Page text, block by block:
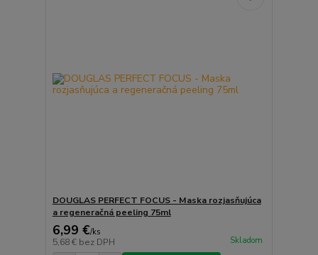
DOUGLAS PERFECT FOCUS - Maska rozjasňujúca
a regeneračná peeling 75ml
6,99 €/ks
5,68 € bez DPH Skladom